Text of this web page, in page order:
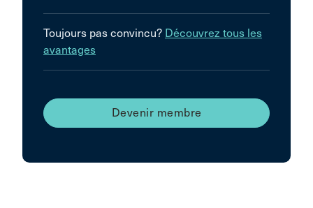
Toujours pas convincu? Découvrez tous les
avantages
Devenir membre